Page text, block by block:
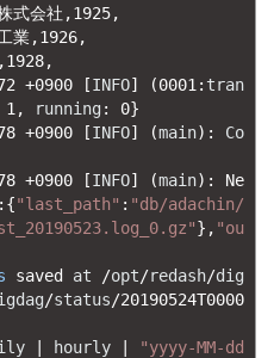
式会社 ,1925,
業,1926,
,1928,
+0900 [INFO] (0001 : tran
1 , running : 0}
+0900 [INFO] (main) :
Co
+0900 [INFO] (main) :
Ne
: {"last_path" : "db/adachin/
} , "ou
saved at /opt/redash/dig
/status/20190524T0000
| hourly |
"yyyy-MM-dd